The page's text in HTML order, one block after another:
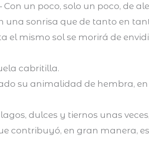
un poco, solo un poco, de
sonrisa que de tanto en
el mismo sol se morirá de
cabritilla.
su animalidad de hembra,
dulces y tiernos unas
contribuyó, en gran manera,